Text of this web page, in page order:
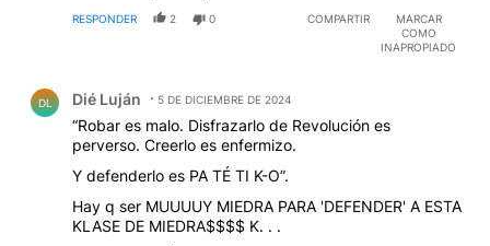
RESPONDER 2 0 COMPARTIR
MARCAR
COMO
INAPROPIADO
DL Dié Luján 5 DE DICIEMBRE DE 2024
“Robar es malo. Disfrazarlo de Revolución es
perverso. Creerlo es enfermizo.
Y defenderlo es PA TÉ TI K-O”.
Hay q ser MUUUUY MIEDRA PARA 'DEFENDER' A ESTA
KLASE DE MIEDRA$$$$ K. . .